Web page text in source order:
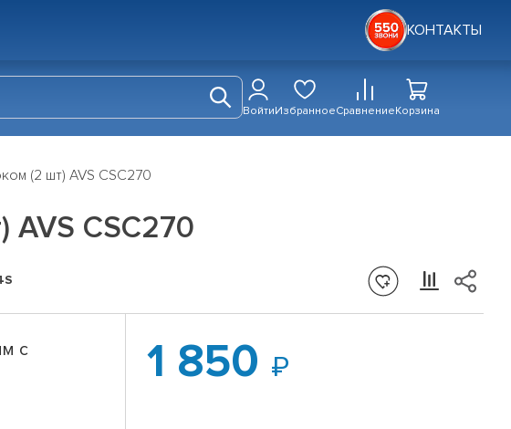
КОНТАКТЫ
ВойтиИзбранноеСравнениеКорзина
(2 шт) AVS CSC270
CSC270
с
1 850